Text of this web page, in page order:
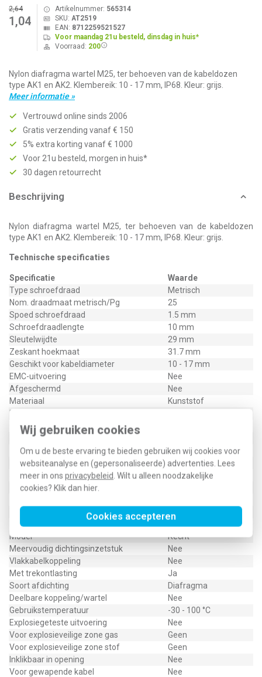
Wij gebruiken cookies
Om u de beste ervaring te bieden gebruiken wij cookies voor
websiteanalyse en (gepersonaliseerde) advertenties. Lees
meer in ons privacybeleid. Wilt u alleen noodzakelijke
cookies? Klik dan hier.
Cookies accepteren
2,64
1,04
Artikelnummer: 565314
SKU: AT2519
EAN: 8712259521527
Voor maandag 21u besteld, dinsdag in huis*
Voorraad: 200
Nylon diafragma wartel M25, ter behoeven van de kabeldozen
type AK1 en AK2. Klembereik: 10 - 17 mm, IP68. Kleur: grijs.
Meer informatie »
Vertrouwd online sinds 2006
Gratis verzending vanaf € 150
5% extra korting vanaf € 1000
Voor 21u besteld, morgen in huis*
30 dagen retourrecht
Beschrijving
Nylon diafragma wartel M25, ter behoeven van de kabeldozen
type AK1 en AK2. Klembereik: 10 - 17 mm, IP68. Kleur: grijs.
Technische specificaties
Specificatie
Waarde
Type schroefdraad
Metrisch
Nom. draadmaat metrisch/Pg
25
Spoed schroefdraad
1.5 mm
Schroefdraadlengte
10 mm
Sleutelwijdte
29 mm
Zeskant hoekmaat
31.7 mm
Geschikt voor kabeldiameter
10 - 17 mm
EMC-uitvoering
Nee
Afgeschermd
Nee
Materiaal
Kunststof
Materiaalkwaliteit
Oppervlaktebescherming
Halogeenvrij
Glasvezelversterkt
Nee
Beschermingsgraad (IP)
IP68
Slagvast
Ja
Kleur
Trompetuitvoering
Met contramoer
Model
Recht
Meervoudig dichtingsinzetstuk
Nee
Vlakkabelkoppeling
Nee
Met trekontlasting
Ja
Soort afdichting
Diafragma
Deelbare koppeling/wartel
Nee
Gebruikstemperatuur
-30 - 100 °C
Explosiegeteste uitvoering
Nee
Voor explosieveilige zone gas
Geen
Voor explosieveilige zone stof
Geen
Inklikbaar in opening
Nee
Voor gewapende kabel
Nee